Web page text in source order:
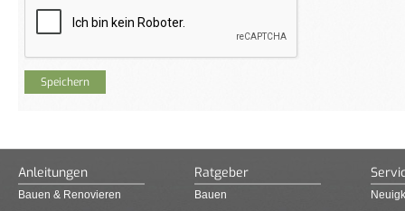
Anleitungen
Bauen & Renovieren
Ratgeber
Bauen